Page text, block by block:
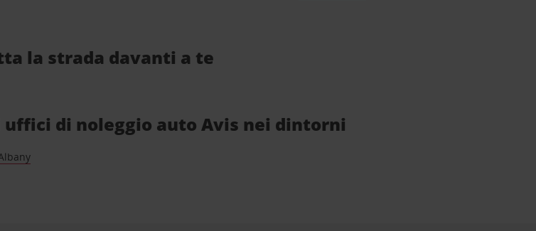
la strada davanti a te
uffici di noleggio auto Avis nei dintorni